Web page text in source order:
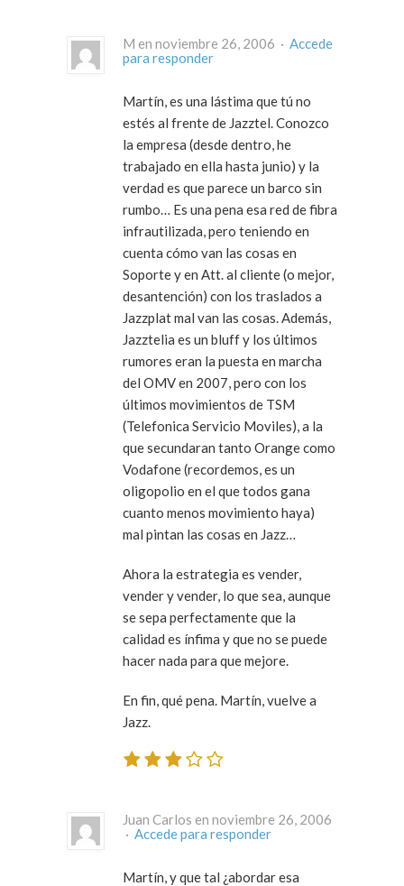
M en noviembre 26, 2006 · Accede
para responder
Martín, es una lástima que tú no
estés al frente de Jazztel. Conozco
la empresa (desde dentro, he
trabajado en ella hasta junio) y la
verdad es que parece un barco sin
rumbo… Es una pena esa red de fibra
infrautilizada, pero teniendo en
cuenta cómo van las cosas en
Soporte y en Att. al cliente (o mejor,
desantención) con los traslados a
Jazzplat mal van las cosas. Además,
Jazztelia es un bluff y los últimos
rumores eran la puesta en marcha
del OMV en 2007, pero con los
últimos movimientos de TSM
(Telefonica Servicio Moviles), a la
que secundaran tanto Orange como
Vodafone (recordemos, es un
oligopolio en el que todos gana
cuanto menos movimiento haya)
mal pintan las cosas en Jazz…
Ahora la estrategia es vender,
vender y vender, lo que sea, aunque
se sepa perfectamente que la
calidad es ínfima y que no se puede
hacer nada para que mejore.
En fin, qué pena. Martín, vuelve a
Jazz.
Juan Carlos en noviembre 26, 2006
· Accede para responder
Martín, y que tal ¿abordar esa